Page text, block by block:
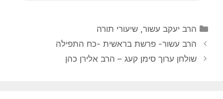
הרב יעקב עשור,שיעורי תורה
הרב עשור- פרשת בראשית -כח התפילה
שולחן ערוך סימן קעג – הרב אלירן כהן